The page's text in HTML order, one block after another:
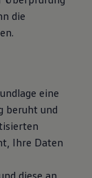
die
eine
beruht und
Ihre Daten
diese an